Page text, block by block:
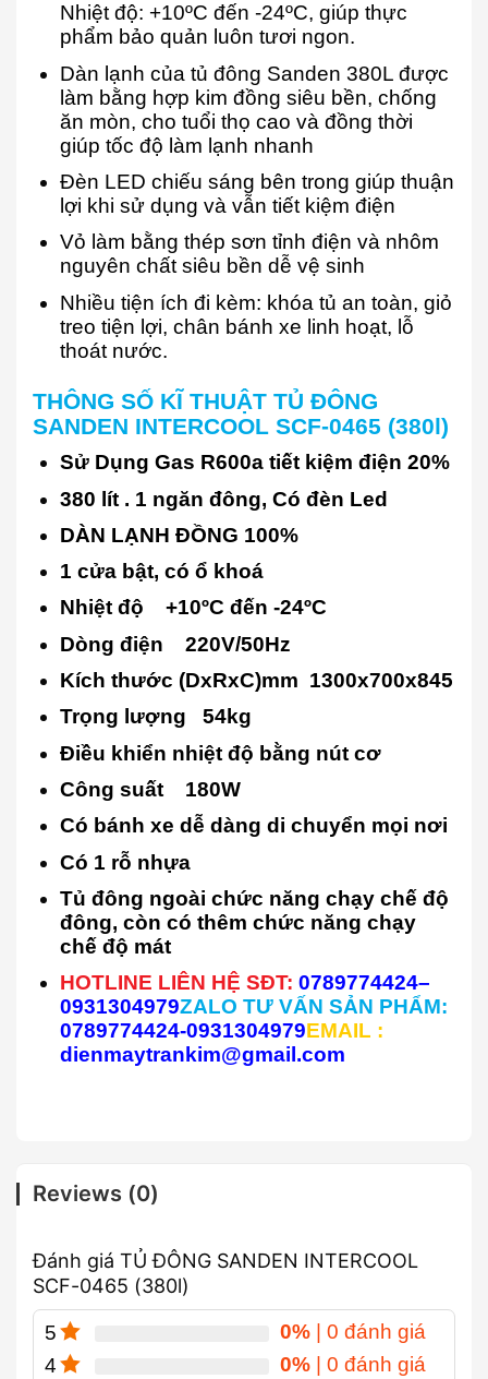
Nhiệt độ: +10ºC đến -24ºC, giúp thực
phẩm bảo quản luôn tươi ngon.
Dàn lạnh của tủ đông Sanden 380L được
làm bằng hợp kim đồng siêu bền, chống
ăn mòn, cho tuổi thọ cao và đồng thời
giúp tốc độ làm lạnh nhanh
Đèn LED chiếu sáng bên trong giúp thuận
lợi khi sử dụng và vẫn tiết kiệm điện
Vỏ làm bằng thép sơn tỉnh điện và nhôm
nguyên chất siêu bền dễ vệ sinh
Nhiều tiện ích đi kèm: khóa tủ an toàn, giỏ
treo tiện lợi, chân bánh xe linh hoạt, lỗ
thoát nước.
THÔNG SỐ KĨ THUẬT TỦ ĐÔNG
SANDEN INTERCOOL SCF-0465 (380l)
Sử Dụng Gas R600a tiết kiệm điện 20%
380 lít . 1 ngăn đông, Có đèn Led
​DÀN LẠNH ĐỒNG 100%
1 cửa bật, có ổ khoá
Nhiệt độ +10ºC đến -24ºC
Dòng điện 220V/50Hz
Kích thước (DxRxC)mm 1300x700x845
Trọng lượng 54kg
Điều khiển nhiệt độ bằng nút cơ
Công suất 180W
Có bánh xe dễ dàng di chuyển mọi nơi
Có 1 rỗ nhựa
Tủ đông ngoài chức năng chạy chế độ
đông, còn có thêm chức năng chạy
chế độ mát
HOTLINE LIÊN HỆ SĐT: 0789774424–
0931304979ZALO TƯ VẤN SẢN PHẨM:
0789774424-0931304979EMAIL :
dienmaytrankim@gmail.com
Reviews (0)
Đánh giá TỦ ĐÔNG SANDEN INTERCOOL
SCF-0465 (380l)
5 0% | 0 đánh giá
4
0% | 0 đánh giá